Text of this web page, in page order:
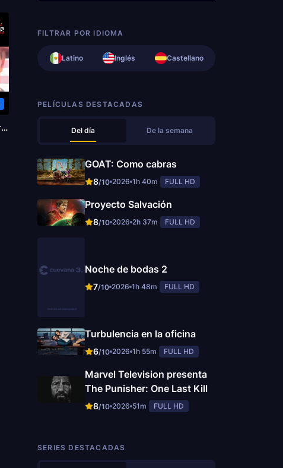
Nacido el cuatro de julio
FILTRAR POR IDIOMA
Latino Inglés Castellano
PELÍCULAS DESTACADAS
Del día De la semana
GOAT: Como cabras
8/10 2026 1h 40m FULL HD
Proyecto Salvación
8/10 2026 2h 37m FULL HD
Noche de bodas 2
7/10 2026 1h 48m FULL HD
Turbulencia en la oficina
6/10 2026 1h 55m FULL HD
Marvel Television presenta
The Punisher: One Last Kill
8/10 2026 51m FULL HD
SERIES DESTACADAS